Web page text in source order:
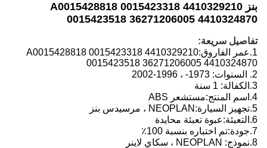
بنز A0015428818 0015423318 4410329210
0015423518 36271206005 4410324870
تفاصيل سريعة:
1. عمر الفاروق:A0015428818 0015423318 4410329210
0015423518 36271206005 4410324870
2. السنوات: 1973- ، 1996-2002
3. الكفالة: 1 سنة
4. اسم المنتج:مستشعر ABS
5. تجهيز السيارة: NEOPLAN ، مرسيدس بنز
6. التعبئة:عبوة تعبئة محايدة
7. جودة:تم اختباره بنسبة 100٪
8. نموذج: NEOPLAN ، سكاي لاينر